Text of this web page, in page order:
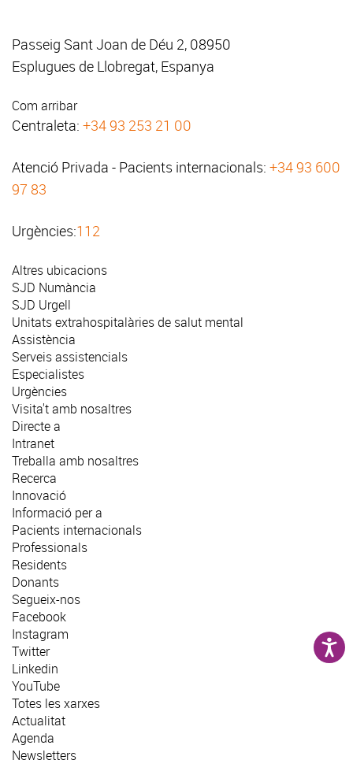
Passeig Sant Joan de Déu 2, 08950
Esplugues de Llobregat, Espanya
Com arribar
Centraleta: +34 93 253 21 00
Atenció Privada - Pacients internacionals: +34 93 600
97 83
Urgències:112
Altres ubicacions
SJD Numància
SJD Urgell
Unitats extrahospitalàries de salut mental
Assistència
Serveis assistencials
Especialistes
Urgències
Visita't amb nosaltres
Directe a
Intranet
Treballa amb nosaltres
Recerca
Innovació
Informació per a
Pacients internacionals
Professionals
Residents
Donants
Segueix-nos
Facebook
Instagram
Twitter
Linkedin
YouTube
Totes les xarxes
Actualitat
Agenda
Newsletters